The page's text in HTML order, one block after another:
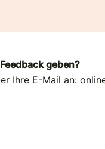
geben?
Ihre E-Mail an: